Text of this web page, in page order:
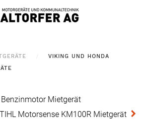
VIKING UND HONDA
Mietgerät
Motorsense KM100R Mietgerät